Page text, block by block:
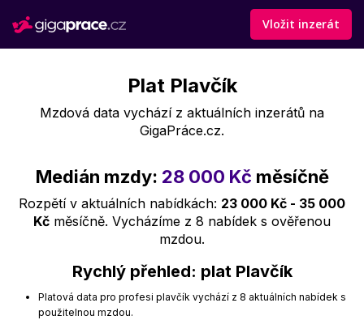
Vložit inzerát
Plat Plavčík
Mzdová data vychází z aktuálních inzerátů na
GigaPráce.cz.
Medián mzdy: 28 000 Kč měsíčně
Rozpětí v aktuálních nabídkách: 23 000 Kč - 35 000
Kč měsíčně. Vycházíme z 8 nabídek s ověřenou
mzdou.
Rychlý přehled: plat Plavčík
Platová data pro profesi plavčík vychází z 8 aktuálních nabídek s
použitelnou mzdou.